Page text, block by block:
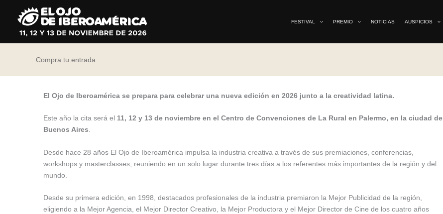
contenido
FESTIVAL PREMIO NOTICIAS AUSPICIOS
Compra tu entrada
El Ojo de Iberoamérica se prepara para celebrar una nueva edición en 2026 junto a la creatividad latina.
Este año la cita será el 11, 12 y 13 de noviembre en el Centro de Convenciones de La Rural en Palermo, en la ciudad de
Buenos Aires.
Desde hace 28 años El Ojo de Iberoamérica impulsa la industria creativa a través de sus premiaciones, conferencias,
workshops y masterclasses, reuniendo en un solo lugar durante tres días a los referentes más importantes de la región y del
mundo.
Desde su primera edición, en 1998, destacados profesionales de la industria premiaron la Mejor Publicidad de la región,
eligiendo a la Mejor Agencia, el Mejor Director Creativo, la Mejor Productora y el Mejor Director de Cine de los cuatro años